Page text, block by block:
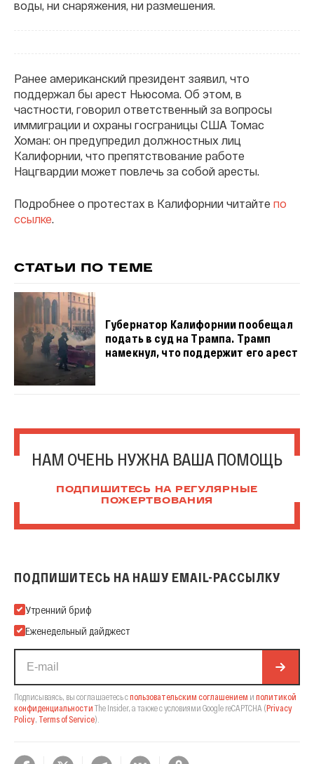
воды, ни снаряжения, ни размешения.
Ранее американский президент заявил, что
поддержал бы арест Ньюсома. Об этом, в
частности, говорил ответственный за вопросы
иммиграции и охраны госграницы США Томас
Хоман: он предупредил должностных лиц
Калифорнии, что препятствование работе
Нацгвардии может повлечь за собой аресты.
Подробнее о протестах в Калифорнии читайте по
ссылке.
СТАТЬИ ПО ТЕМЕ
Губернатор Калифорнии пообещал
подать в суд на Трампа. Трамп
намекнул, что поддержит его арест
НАМ ОЧЕНЬ НУЖНА ВАША ПОМОЩЬ
ПОДПИШИТЕСЬ НА РЕГУЛЯРНЫЕ
ПОЖЕРТВОВАНИЯ
ПОДПИШИТЕСЬ НА НАШУ EMAIL-РАССЫЛКУ
Подпишитесь на нашу Email-рассылку
Утренний бриф
Еженедельный дайджест
Подписываясь, вы соглашаетесь спользовательским соглашением и политикой
конфиденциальности The Insider, а также с условиями Google reCAPTCHA (Privacy
Policy, Terms of Service).